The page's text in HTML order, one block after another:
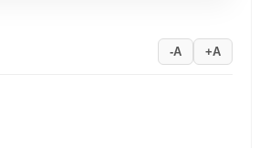
A+
A-